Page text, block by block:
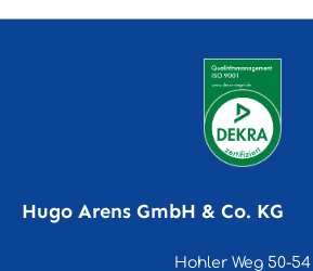
Hugo Arens GmbH & Co. KG
Hohler Weg 50-54